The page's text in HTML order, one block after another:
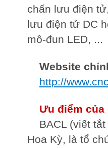
chấn lưu điện
lưu điện tử DC
mô-đun LED, ...
Website
http://
Ưu điểm
BACL (viết
Hoa Kỳ, là tổ